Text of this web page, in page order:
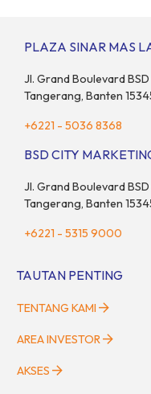
PLAZA SINAR MAS
Jl. Grand Boulevard
Tangerang, Banten
+6221 - 5036 8368
BSD CITY
Jl. Grand Boulevard
Tangerang, Banten
+6221 - 5315 9000
TAUTAN PENTING
TENTANG KAMI
AREA INVESTOR
AKSES